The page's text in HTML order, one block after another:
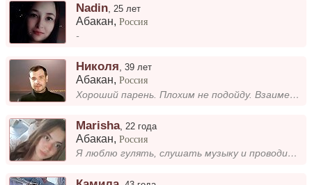
Nadin 25 лет
Абакан,Россия
-
Николя,39 лет
Абакан,Россия
Хороший парень. Плохим не подойду. Взаимен, добр, не беден
Marisha, 22 года
Абакан,Россия
Я люблю гулять, слушать музыку и проводить время с детьми.